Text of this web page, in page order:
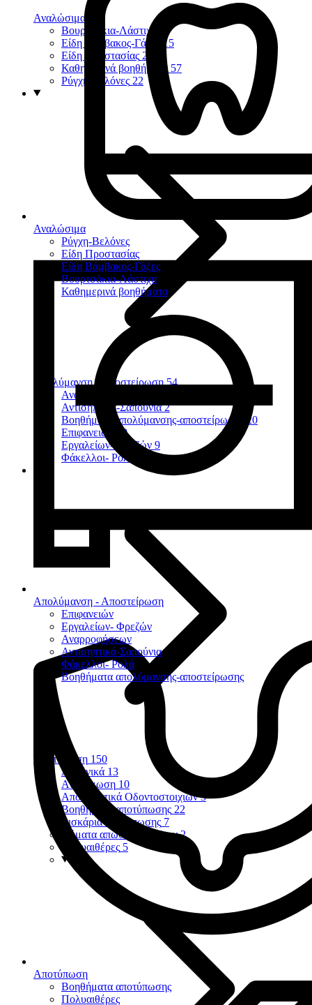
Αναλώσιμα
Ρύγχη-Βελόνες
Είδη Προστασίας
Είδη Βάμβακος-Γάζες
Βουρτσάκια-Λάστιχα
Καθημερινά βοηθήματα
Απολύμανση - Αποστείρωση
Επιφανειών
Εργαλείων- Φρεζών
Αναρροφήσεων
Αντισηπτικά-Σαπούνια
Φάκελλοι- Ρολά
Βοηθήματα απολύμανσης-αποστείρωσης
Αποτύπωση
Βοηθήματα αποτύπωσης
Πολυαιθέρες
Αναλώσιμα
Βουρτσάκια-Λάστιχα
Είδη Βάμβακος-Γάζες
15
Είδη Προστασίας 23
Καθημερινά βοηθήματα 57
Ρύγχη-Βελόνες 22
Απολύμανση - Αποστείρωση 54
Αναρροφήσεων
Αντισηπτικά-Σαπούνια 2
Βοηθήματα απολύμανσης-αποστείρωσης
20
Επιφανειών
10
Εργαλείων- Φρεζών 9
Φάκελλοι- Ρολά
Αποτύπωση 150
Αλγηνικά 13
Αναγόμωση 10
Αποτυπωτικά Οδοντοστοιχιών 3
Βοηθήματα αποτύπωσης 22
Δισκάρια αποτύπωσης 7
Νήματα απώθησης ούλων 2
Πολυαιθέρες 5